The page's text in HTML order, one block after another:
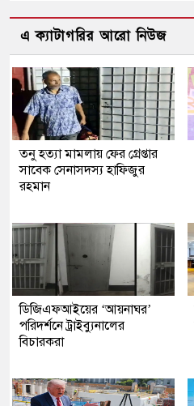
এ ক্যাটাগরির আরো নিউজ
তনু হত্যা মামলায় ফের গ্রেপ্তার
সাবেক সেনাসদস্য হাফিজুর
রহমান
ডিজিএফআইয়ের ‘আয়নাঘর’
পরিদর্শনে ট্রাইব্যুনালের
বিচারকরা